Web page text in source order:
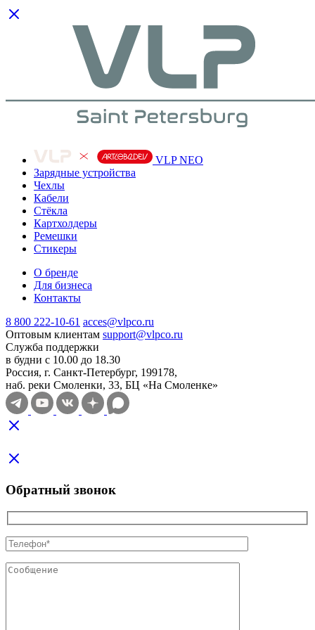
VLP NEO
Зарядные устройства
Чехлы
Кабели
Cтёкла
Картхолдеры
Ремешки
Стикеры
О бренде
Для бизнеса
Контакты
8 800 222-10-61 acces@vlpco.ru
Оптовым клиентам support@vlpco.ru
Служба поддержки
в будни с 10.00 до 18.30
Россия, г. Санкт-Петербург, 199178,
наб. реки Смоленки, 33, БЦ «На Смоленке»
Обратный звонок